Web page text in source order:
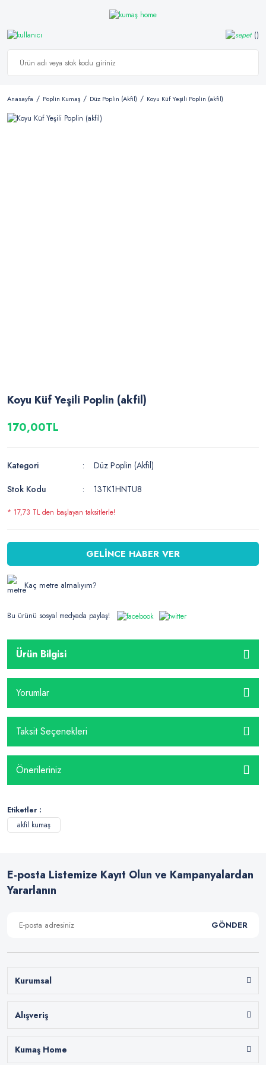
Anasayfa Poplin Kumaş Düz Poplin (Akfil) Koyu Küf Yeşili Poplin (akfil)
Koyu Küf Yeşili Poplin (akfil)
170,00TL
Kategori
Düz Poplin (Akfil)
Stok Kodu
13TK1HNTU8
* 17,73 TL den başlayan taksitlerle!
GELİNCE HABER VER
Kaç metre almalıyım?
Bu ürünü sosyal medyada paylaş!
Ürün Bilgisi
Yorumlar
Taksit Seçenekleri
Önerileriniz
Etiketler :
akfil kumaş
E-posta Listemize Kayıt Olun ve Kampanyalardan
Yararlanın
GÖNDER
Kurumsal
Alışveriş
Kumaş Home